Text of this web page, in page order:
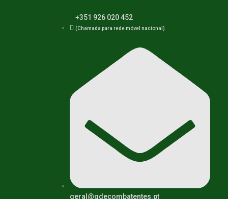
+351 926 020 452
(Chamada para rede móvel nacional)
geral@gdecombatentes.pt